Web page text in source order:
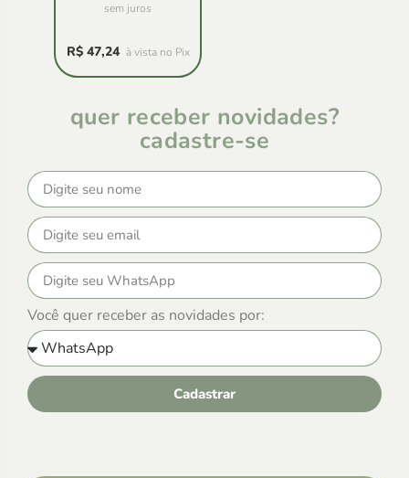
sem juros
R$47,24 à vista no Pix
quer receber novidades?
cadastre-se
Você quer receber as novidades por:
Cadastrar